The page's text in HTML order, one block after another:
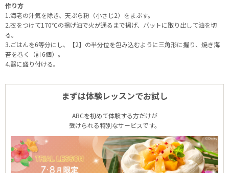
作り方
1.海老の汁気を除き、天ぷら粉（小さじ2）をまぶす。
2.衣をつけて170℃の揚げ油で火が通るまで揚げ、バットに取り出して油を切
る。
3.ごはんを6等分にし、【2】の半分位を包み込むように三角形に握り、焼き海
苔を巻く（計6個）。
4.器に盛り付ける。
まずは体験レッスンでお試し
ABCを初めて体験する方だけが
受けられる特別なサービスです。